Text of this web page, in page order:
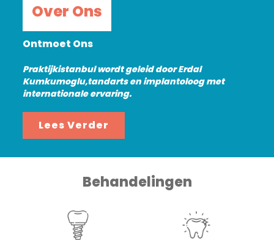
Over Ons
Ontmoet Ons
Praktijkistanbul wordt geleid door Erdal
Kumkumoglu,tandarts en implantoloog met
internationale ervaring.
Lees Verder
Behandelingen